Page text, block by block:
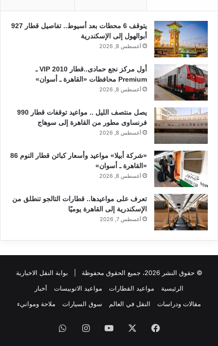
يتوقف 6 محطات بعد أسيوط.. تفاصيل قطار 927
أبوالهول إلى الإسكندرية
أغسطس 8, 2026
أول مركز نجع حمادى..قطار 2010 VIP ـ
Premium محافظات «القاهرة ـ أسوان»
أغسطس 8, 2026
يصل منتصف الليل .. مواعيد توقفات قطار 990
فرنساوى مطور من القاهرة إلى سوهاج
أغسطس 8, 2026
«شركة أبيلا» مواعيد وأسعار كبائن قطار النوم 86
«القاهرة ـ أسوان»
أغسطس 8, 2026
تعرف على مواعيدها.. قطارات التالجو تنطلق من
الإسكندرية إلى القاهرة يوميًا
أغسطس 7, 2026
© حقوق النشر 2026، جميع الحقوق محفوظة |
بوابة النقل الاخبارية
الرئيسية
مواعيد القطارات مواعيد الاتوبيسات
أخبار
مقالات ودراسات
النقل في العالم سوق السيارات ملاحة وموانيء
فيسبوك ‫YouTubeانستقرام